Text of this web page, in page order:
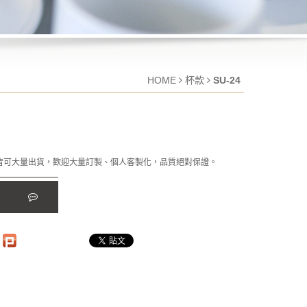
HOME 杯款 SU-24
可大量出貨，歡迎大量訂製、個人客製化，品質絕對保證。